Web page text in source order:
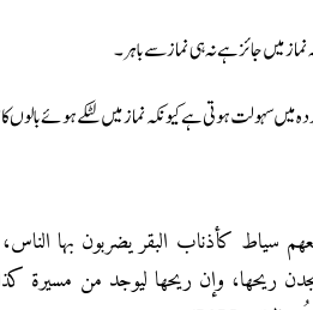
میں جائز ہے نہ ہی نماز سے باہر۔
میں سہولت ہوتی ہے کیونکہ نماز میں لٹکے ہوئے بالوں
سياط كأذناب البقر يضربون بها
ريحها، وإن ريحها ليوجد من مسيرة